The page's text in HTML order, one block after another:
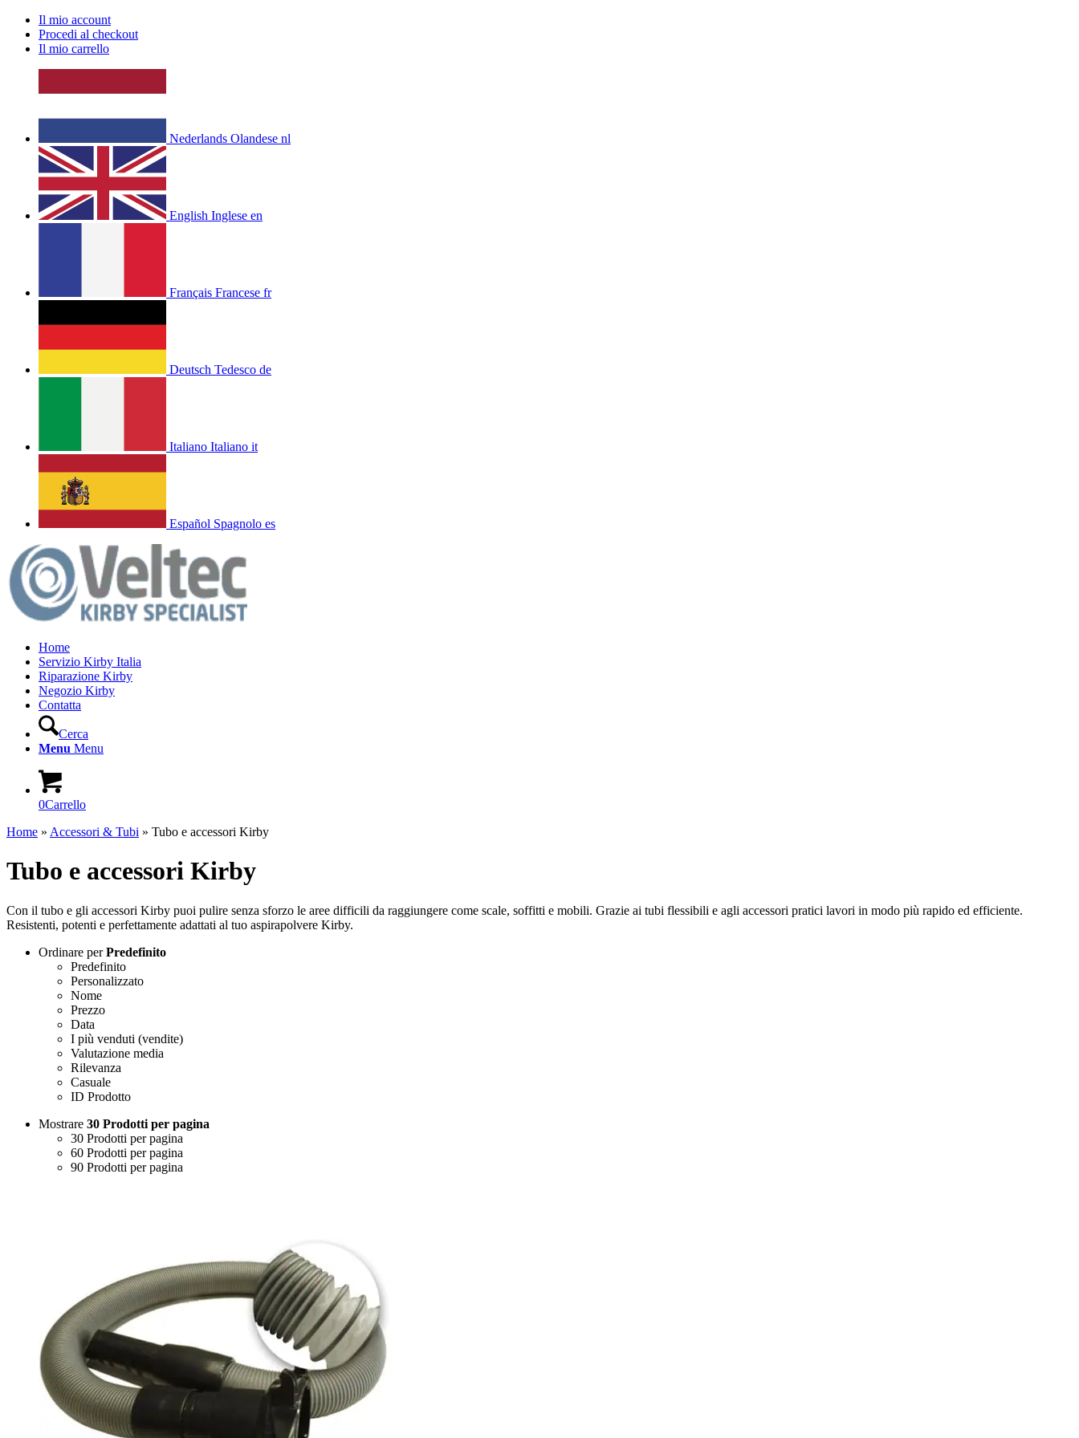
Il mio account
Procedi al checkout
Il mio carrello
Nederlands Olandese nl
English Inglese en
Français Francese fr
Deutsch Tedesco de
Italiano Italiano it
Español Spagnolo es
Home
Servizio Kirby Italia
Riparazione Kirby
Negozio Kirby
Contatta
Cerca
Menu Menu
0Carrello
Home » Accessori & Tubi » Tubo e accessori Kirby
Tubo e accessori Kirby
Con il tubo e gli accessori Kirby puoi pulire senza sforzo le aree difficili da raggiungere come scale, soffitti e mobili. Grazie ai tubi flessibili e agli accessori pratici lavori in modo più rapido ed efficiente.
Resistenti, potenti e perfettamente adattati al tuo aspirapolvere Kirby.
Ordinare perPredefinito
Predefinito
Personalizzato
Nome
Prezzo
Data
I più venduti (vendite)
Valutazione media
Rilevanza
Casuale
ID Prodotto
Mostrare 30 Prodotti per pagina
30 Prodotti per pagina
60 Prodotti per pagina
90 Prodotti per pagina